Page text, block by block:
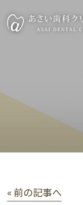
« 前の記事へ